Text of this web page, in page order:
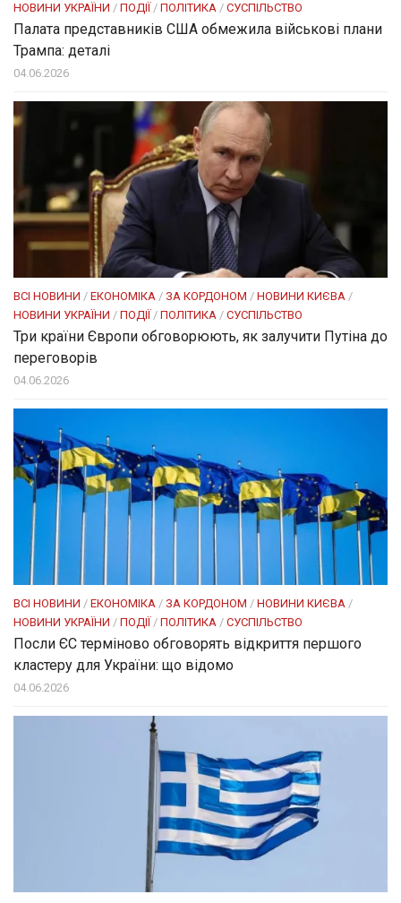
НОВИНИ УКРАЇНИ / ПОДІЇ / ПОЛІТИКА / СУСПІЛЬСТВО
Палата представників США обмежила військові плани
Трампа: деталі
04.06.2026
ВСІ НОВИНИ / ЕКОНОМІКА / ЗА КОРДОНОМ / НОВИНИ КИЄВА /
НОВИНИ УКРАЇНИ / ПОДІЇ / ПОЛІТИКА / СУСПІЛЬСТВО
Три країни Європи обговорюють, як залучити Путіна до
переговорів
04.06.2026
ВСІ НОВИНИ / ЕКОНОМІКА / ЗА КОРДОНОМ / НОВИНИ КИЄВА /
НОВИНИ УКРАЇНИ / ПОДІЇ / ПОЛІТИКА / СУСПІЛЬСТВО
Посли ЄC терміново обговорять відкриття першого
кластеру для України: що відомо
04.06.2026